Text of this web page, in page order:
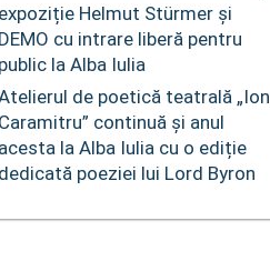
expoziție Helmut Stürmer și
DEMO cu intrare liberă pentru
public la Alba Iulia
de poetică teatrală „Ion
Caramitru” continuă și anul
acesta la Alba Iulia cu o ediție
dedicată poeziei lui Lord Byron